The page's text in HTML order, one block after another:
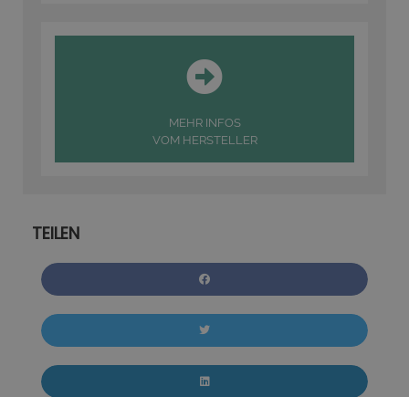
MEHR INFOS
VOM HERSTELLER
TEILEN